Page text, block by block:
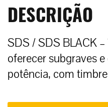
DESCRIÇÃO
SDS / SDS BLACK
oferecer subgraves
potência, com